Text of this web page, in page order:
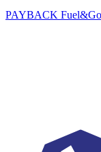
PAYBACK Fuel&Go